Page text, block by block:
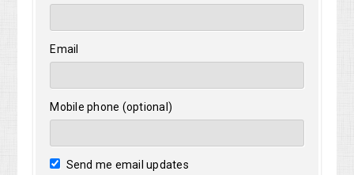
Email
Mobile phone (optional)
Send me email updates